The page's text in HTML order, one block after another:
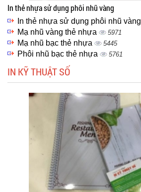
In thẻ nhựa sử dụng phôi nhũ vàng
In thẻ nhựa sử dụng phôi nhũ vàng
Mạ nhũ vàng thẻ nhựa 5971
Mạ nhũ bạc thẻ nhựa 5445
Phôi nhũ bạc thẻ nhựa 5761
IN KỸ THUẬT SỐ